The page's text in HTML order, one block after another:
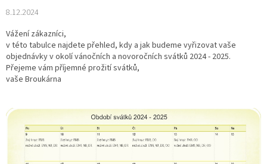
8.12.2024
Vážení zákazníci,
v této tabulce najdete přehled, kdy a jak budeme vyřizovat vaše
objednávky v okolí vánočních a novoročních svátků 2024 - 2025.
Přejeme vám příjemné prožití svátků,
vaše Broukárna